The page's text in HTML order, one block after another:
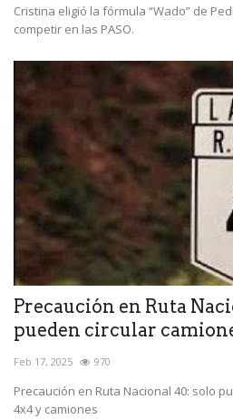
Cristina eligió la fórmula “Wado” de
competir en las PASO.
Precaución en Ruta
pueden circular
Feb 17, 2025 970
Precaución en Ruta Nacional 40: solo
4x4 y camiones